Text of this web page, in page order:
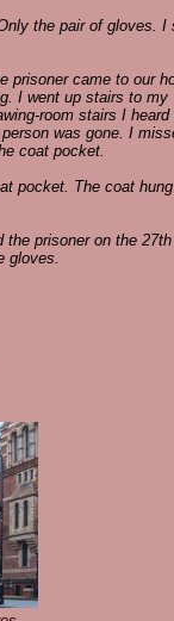
the pair of gloves. I
prisoner came to our
I went up stairs to my
room stairs I heard
was gone. I
coat pocket.
pocket. The coat
the prisoner on the
gloves.